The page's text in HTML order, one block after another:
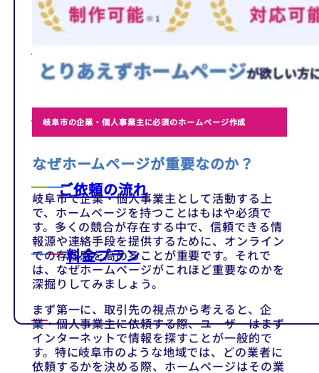
制作事例
ご依頼の流れ
料金プラン
岐阜市の企業・個人事業主に必須のホームページ作成
なぜホームページが重要なのか？
岐阜市で企業・個人事業主として活動する上
で、ホームページを持つことはもはや必須で
す。多くの競合が存在する中で、信頼できる情
報源や連絡手段を提供するために、オンライン
での存在感を高めることが重要です。それで
は、なぜホームページがこれほど重要なのかを
深掘りしてみましょう。
まず第一に、取引先の視点から考えると、企
業・個人事業主に依頼する際、ユーザーはまず
インターネットで情報を探すことが一般的で
す。特に岐阜市のような地域では、どの業者に
依頼するかを決める際、ホームページはその業